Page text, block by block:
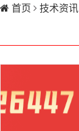
首页
技术资讯